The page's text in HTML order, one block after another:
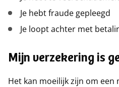
Je hebt fraude gepleegd
Je loopt achter met
Mijn verzekering is
Het kan moeilijk zijn om